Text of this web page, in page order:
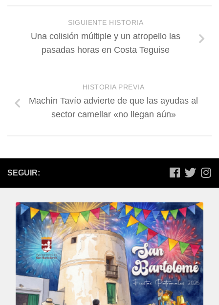
SIGUIENTE HISTORIA
Una colisión múltiple y un atropello las
pasadas horas en Costa Teguise
HISTORIA PREVIA
Machín Tavío advierte de que las ayudas al
sector camellar «no llegan aún»
SEGUIR: